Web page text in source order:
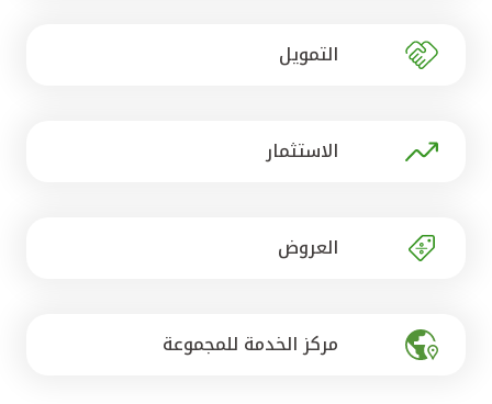
مصر
التمويل
الاستثمار
العروض
مركز الخدمة للمجموعة